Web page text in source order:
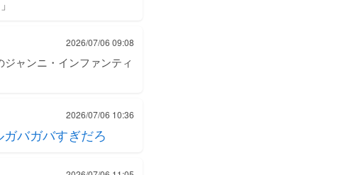
2026/07/06 09:08
ャンニ・インファンティ
2026/07/06 10:36
バガバすぎだろ